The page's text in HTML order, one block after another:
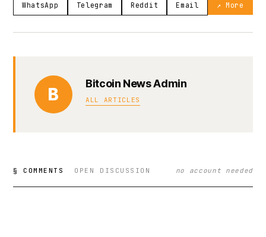
WhatsApp Telegram Reddit Email ↗ More
B
Bitcoin News Admin
ALL ARTICLES
§ COMMENTS OPEN DISCUSSION no account needed